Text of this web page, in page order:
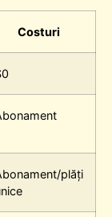
Costuri
plăți